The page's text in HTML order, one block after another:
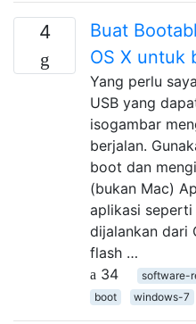
4
Buat
OS X untuk
Yang perlu
USB yang
isogambar
berjalan.
boot dan
(bukan Mac)
aplikasi seperti
dijalankan dari
flash …
34
software-
boot
windows-7